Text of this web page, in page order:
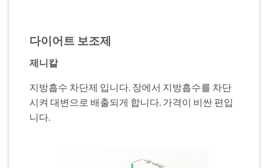
다이어트 보조제
제니칼
지방흡수 차단제 입니다. 장에서 지방흡수를 차단
시켜 대변으로 배출되게 합니다. 가격이 비싼 편입
니다.